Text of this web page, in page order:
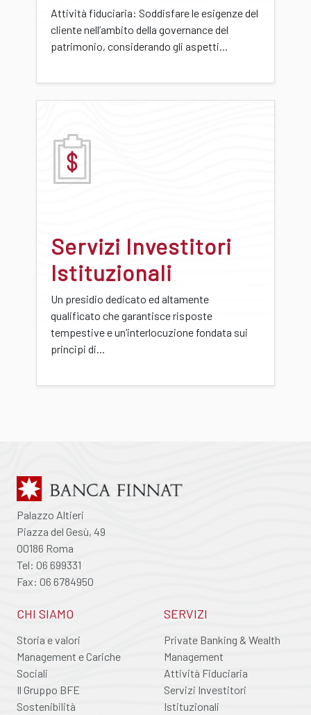
Attività fiduciaria: Soddisfare le esigenze del
cliente nell’ambito della governance del
patrimonio, considerando gli aspetti...
Servizi Investitori
Istituzionali
Un presidio dedicato ed altamente
qualificato che garantisce risposte
tempestive e un’interlocuzione fondata sui
principi di...
Palazzo Altieri
Piazza del Gesù, 49
00186 Roma
Tel: 06 699331
Fax: 06 6784950
CHI SIAMO
Storia e valori
Management e Cariche
Sociali
Il Gruppo BFE
Sostenibilità
SERVIZI
Private Banking & Wealth
Management
Attività Fiduciaria
Servizi Investitori
Istituzionali